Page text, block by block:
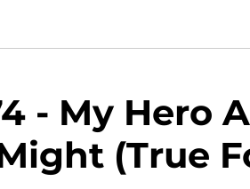
- My Hero
(True